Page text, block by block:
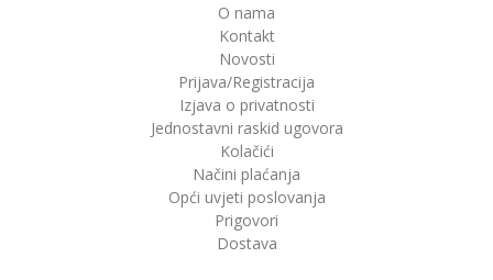
O nama
Kontakt
Novosti
Prijava/Registracija
Izjava o privatnosti
Jednostavni raskid ugovora
Kolačići
Načini plaćanja
Opći uvjeti poslovanja
Prigovori
Dostava